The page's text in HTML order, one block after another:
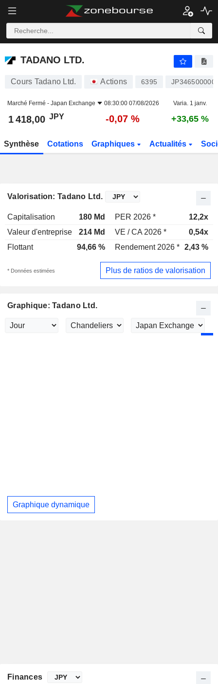
TADANO LTD.
TADANO LTD.
Cours Tadano Ltd. Actions 6395
Marché Fermé - Japan Exchange 08:30:00 07/08/2026 Varia. 1 janv.
1 418,00 JPY -0,07 % +33,65 %
Synthèse Cotations Graphiques Actualités
Valorisation: Tadano Ltd.
Capitalisation 180 Md PER 2026 *
12,2x
Valeur d'entreprise
214 Md VE / CA 2026 *
0,54x
Flottant
94,66 % Rendement 2026 * 2,43 %
* Données estimées Plus de ratios de valorisation
Graphique: Tadano Ltd.
Graphique dynamique
Finances